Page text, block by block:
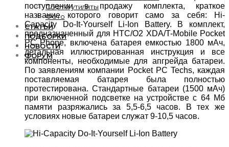
Софт и утилиты
Фото
СТАТЬИ
ПОДБОРКИ
НОВОСТИ
ФОРУМ
поступлении в продажу комплекта, краткое
название которого говорит само за себя: Hi-
Capacity Do-It-Yourself Li-Ion Battery. В комплект,
предназначенный для HTC/O2 XDA/T-Mobile Pocket
PC Phone, включена батарея емкостью 1800 мАч,
детальная иллюстрированная инструкция и все
компоненты, необходимые для апгрейда батареи.
По заявлениям компании Pocket PC Techs, каждая
поставляемая батарея была полностью
протестирована. Стандартные батареи (1500 мАч)
при включенной подсветке на устройстве с 64 Мб
памяти разряжались за 5,5-6,5 часов. В тех же
условиях новые батареи служат 9-10,5 часов.